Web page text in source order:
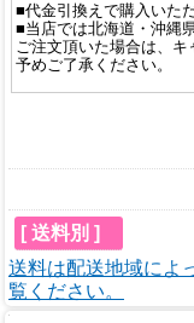
■代金引換えで購入いた
■当店では北海道・沖縄
ご注文頂いた場合は、キ
予めご了承ください。
[ 送料別 ]
送料は配送地域によ
覧ください。